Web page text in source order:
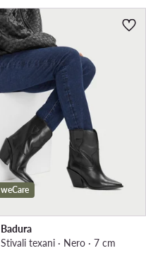
weCare
Badura
Stivali texani · Nero · 7 cm